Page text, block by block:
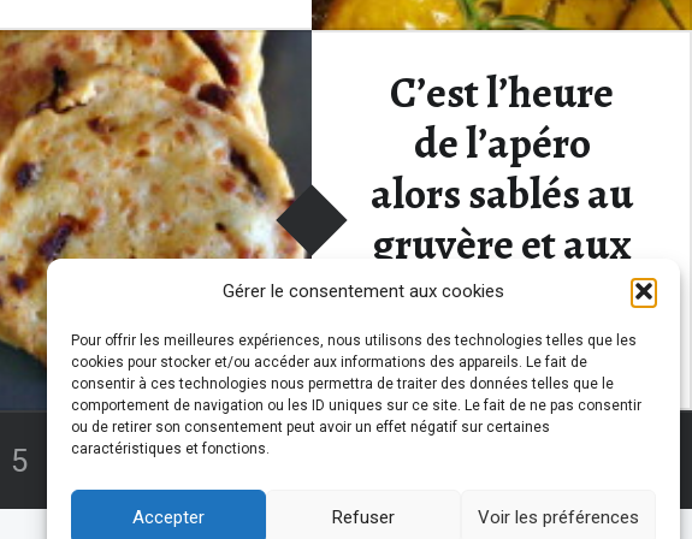
Gérer le consentement aux cookies
Pour offrir les meilleures expériences, nous utilisons des technologies telles que les
cookies pour stocker et/ou accéder aux informations des appareils. Le fait de
consentir à ces technologies nous permettra de traiter des données telles que le
comportement de navigation ou les ID uniques sur ce site. Le fait de ne pas consentir
ou de retirer son consentement peut avoir un effet négatif sur certaines
caractéristiques et fonctions.
Accepter Refuser Voir les préférences
romancière Agatha Christie et
quand…
Continue reading“En souvenir de Rosemary : pommes de terre nouvelles au romarin”
…
C’est l’heure
de l’apéro
alors sablés au
gruyère et aux
tomates
séchées.
5 6 … 14